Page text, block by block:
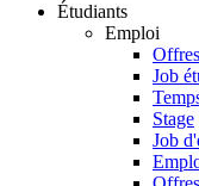
Étudiants
Emploi
Job
Stage
Job